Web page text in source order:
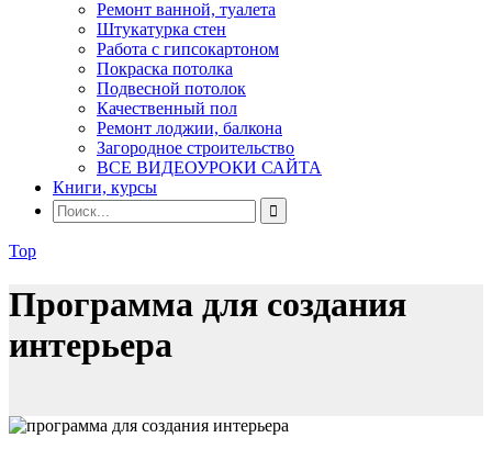
Ремонт ванной, туалета
Штукатурка стен
Работа с гипсокартоном
Покраска потолка
Подвесной потолок
Качественный пол
Ремонт лоджии, балкона
Загородное строительство
ВСЕ ВИДЕОУРОКИ САЙТА
Книги, курсы
Top
Программа для создания
интерьера